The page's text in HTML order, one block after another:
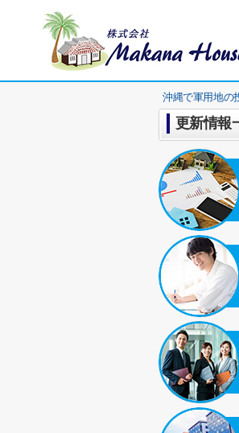
沖縄で軍用地の
更新情報